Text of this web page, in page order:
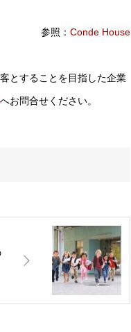
参照： Conde House
とすることを目指した企業
へお問合せください。